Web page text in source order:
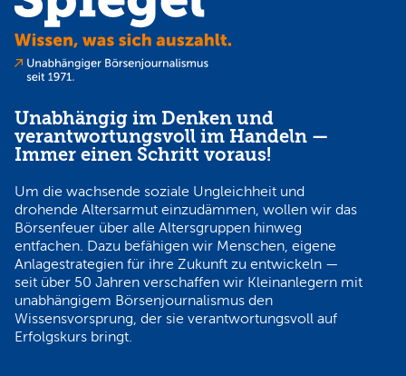
Unabhängig im Denken und
verantwortungsvoll im Handeln —
Immer einen Schritt voraus!
Um die wachsende soziale Ungleichheit und
drohende Altersarmut einzudämmen, wollen wir das
Börsenfeuer über alle Altersgruppen hinweg
entfachen. Dazu befähigen wir Menschen, eigene
Anlagestrategien für ihre Zukunft zu entwickeln —
seit über 50 Jahren verschaffen wir Kleinanlegern mit
unabhängigem Börsenjournalismus den
Wissensvorsprung, der sie verantwortungsvoll auf
Erfolgskurs bringt.